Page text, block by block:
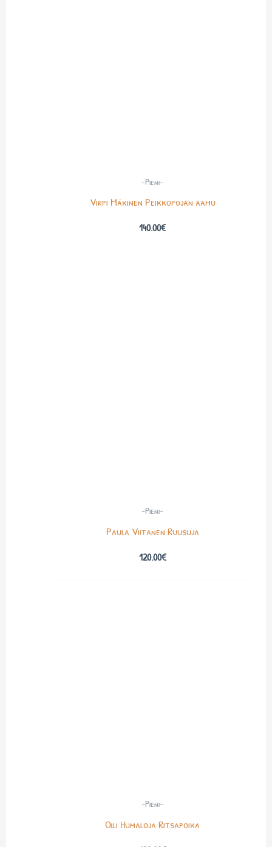
-Pieni-
Virpi Mäkinen Peikkopojan aamu
140.00€
-Pieni-
Paula Viitanen Ruusuja
120.00€
-Pieni-
Olli Humaloja Ritsapoika